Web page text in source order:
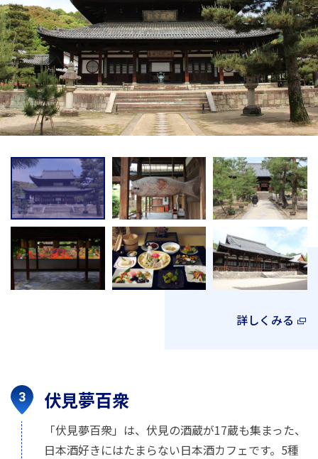
詳しくみる
伏見夢百衆
「伏見夢百衆」は、伏見の酒蔵が17蔵も集まった、
日本酒好きにはたまらない日本酒カフェです。5種